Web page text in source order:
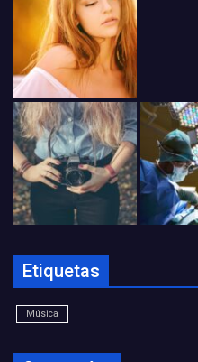
Etiquetas
Música